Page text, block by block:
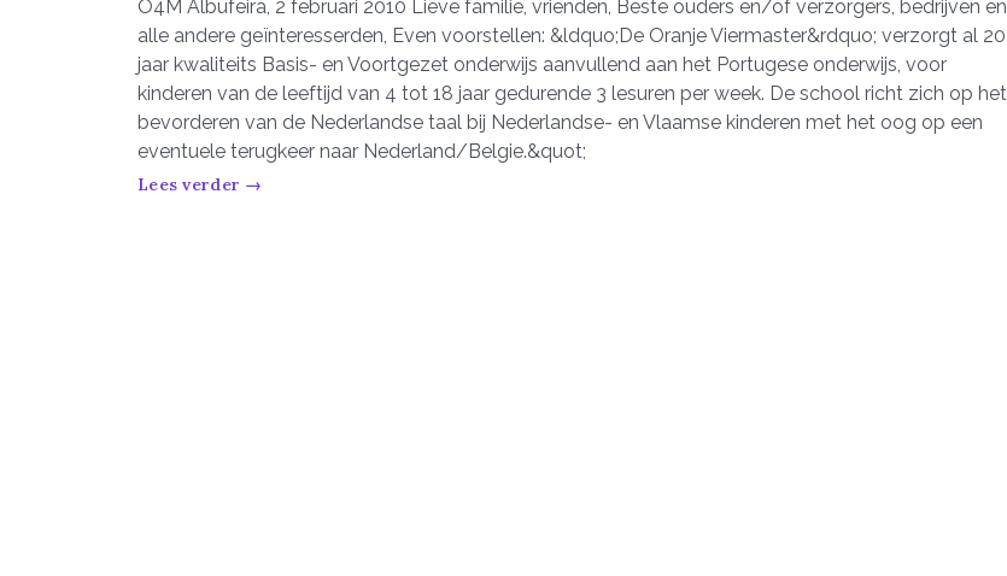
O4M Albufeira, 2 februari 2010 Lieve familie, vrienden, Beste ouders en/of verzorgers, bedrijven en
alle andere geïnteresserden, Even voorstellen: &ldquo;De Oranje Viermaster&rdquo; verzorgt al 20
jaar kwaliteits Basis- en Voortgezet onderwijs aanvullend aan het Portugese onderwijs, voor
kinderen van de leeftijd van 4 tot 18 jaar gedurende 3 lesuren per week. De school richt zich op het
bevorderen van de Nederlandse taal bij Nederlandse- en Vlaamse kinderen met het oog op een
eventuele terugkeer naar Nederland/Belgie.&quot;
Lees verder →